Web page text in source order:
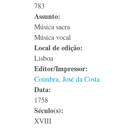
783
Assunto:
Música sacra
Música vocal
Local de edição:
Lisboa
Editor/Impressor:
Coimbra, José da Costa
Data:
1758
Século(s):
XVIII